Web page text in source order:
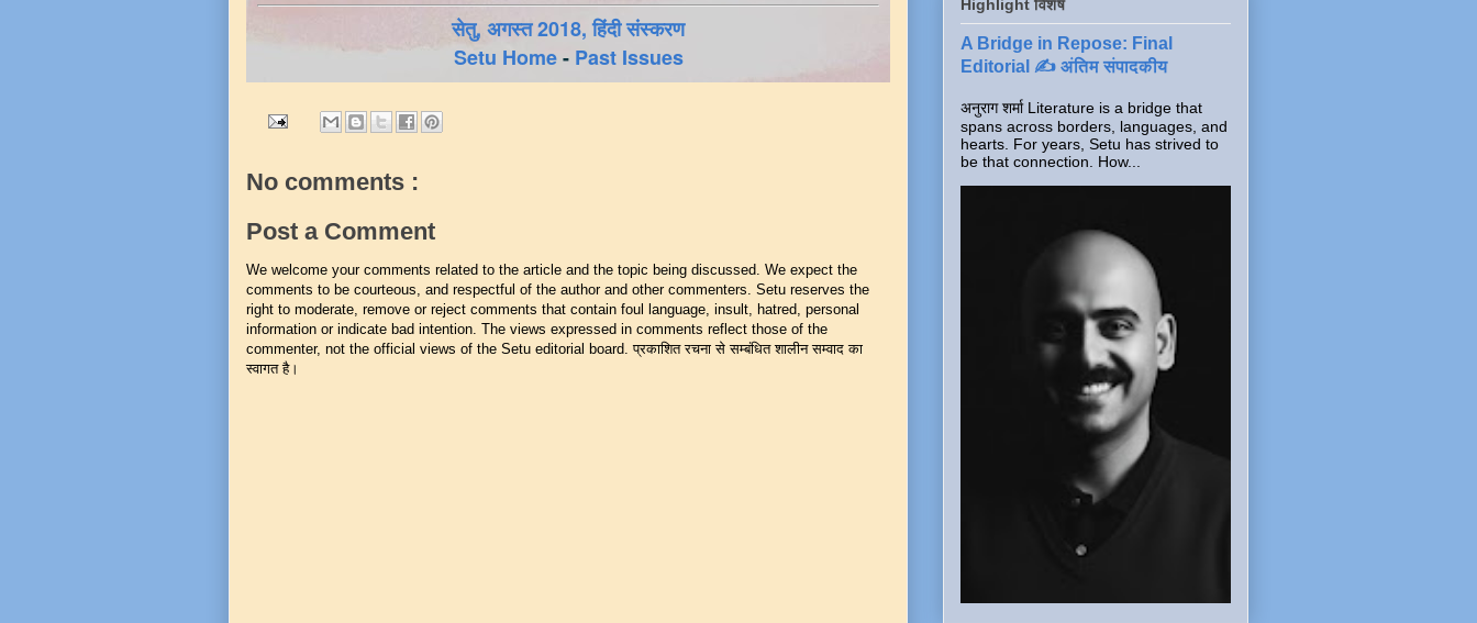
सेतु, अगस्त 2018, हिंदी संस्करण
Setu Home- Past Issues
No comments :
Post a Comment
We welcome your comments related to the article and the topic being discussed. We expect the
comments to be courteous, and respectful of the author and other commenters. Setu reserves the
right to moderate, remove or reject comments that contain foul language, insult, hatred, personal
information or indicate bad intention. The views expressed in comments reflect those of the
commenter, not the official views of the Setu editorial board. प्रकाशित रचना से सम्बंधित शालीन सम्वाद का
स्वागत है।
Highlight विशेष
A Bridge in Repose: Final
Editorial ✍️ अंतिम संपादकीय
अनुराग शर्मा Literature is a bridge that
spans across borders, languages, and
hearts. For years, Setu has strived to
be that connection. How...